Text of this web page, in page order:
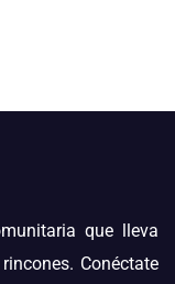
que lleva
Conéctate